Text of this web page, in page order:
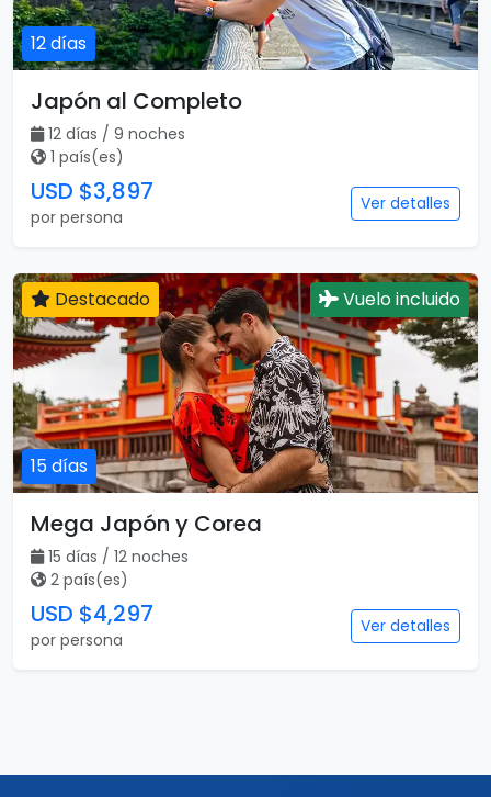
12 días
Japón al Completo
12 días / 9 noches
1 país(es)
USD $3,897
por persona
Ver detalles
15 días
Destacado Vuelo incluido
Mega Japón y Corea
15 días / 12 noches
2 país(es)
USD $4,297
por persona
Ver detalles